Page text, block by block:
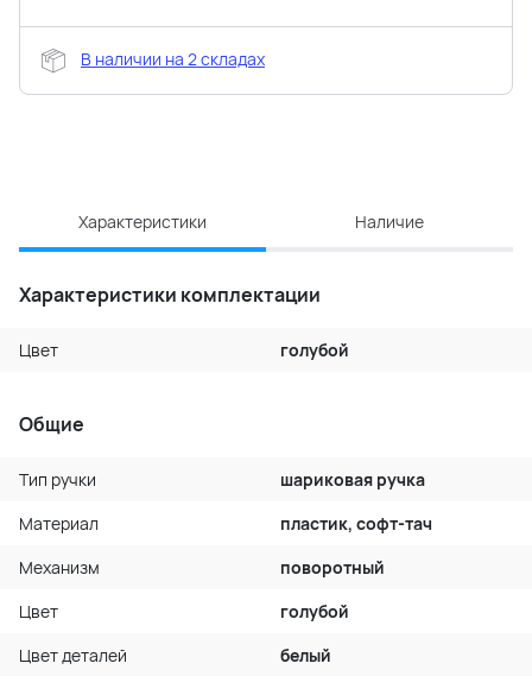
В наличии на 2 складах
Характеристики Наличие
Характеристики комплектации
Цвет голубой
Общие
Тип ручки
шариковая ручка
Материал
пластик, софт-тач
Механизм
поворотный
Цвет
голубой
Цвет деталей
белый